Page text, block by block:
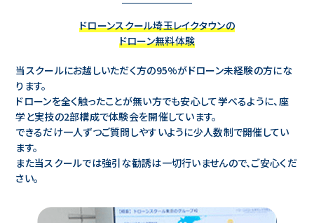
ドローンスクール埼玉レイクタウンの
ドローン無料体験
当スクールにお越しいただく方の95%がドローン未経験の方にな
ります。
ドローンを全く触ったことが無い方でも安心して学べるように、座
学と実技の2部構成で体験会を開催しています。
できるだけ一人ずつご質問しやすいように少人数制で開催してい
ます。
また当スクールでは強引な勧誘は一切行いませんので、ご安心くだ
さい。